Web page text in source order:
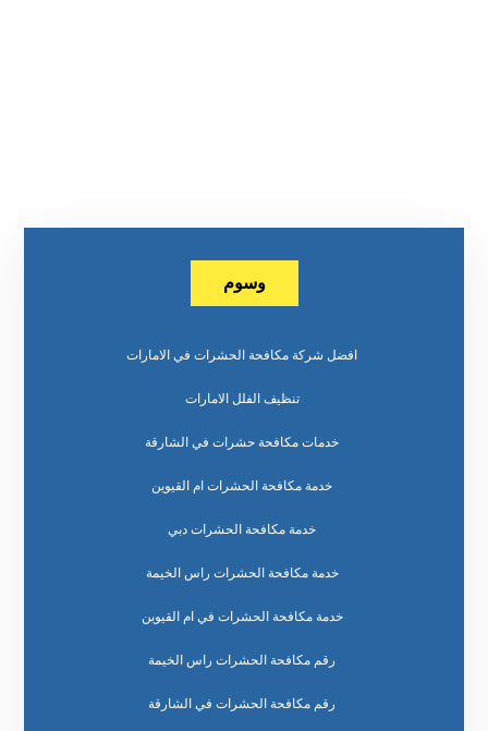
وسوم
افضل شركة مكافحة الحشرات في الامارات
تنظيف الفلل الامارات
خدمات مكافحة حشرات في الشارقة
خدمة مكافحة الحشرات ام القيوين
خدمة مكافحة الحشرات دبي
خدمة مكافحة الحشرات راس الخيمة
خدمة مكافحة الحشرات في ام القيوين
رقم مكافحة الحشرات راس الخيمة
رقم مكافحة الحشرات في الشارقة